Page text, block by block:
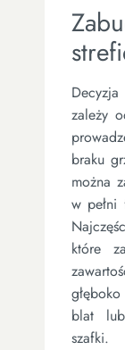
zależy
braku
można
w pełni
które
blat
szafki.